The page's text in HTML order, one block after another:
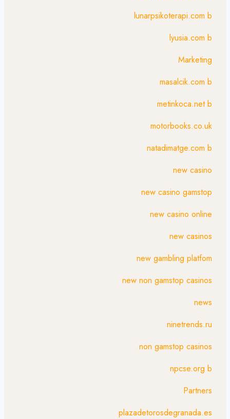
lunarpsikoterapi.com b
lyusia.com b
Marketing
masalcik.com b
metinkoca.net b
motorbooks.co.uk
natadimatge.com b
new casino
new casino gamstop
new casino online
new casinos
new gambling platfom
new non gamstop casinos
news
ninetrends.ru
non gamstop casinos
npcse.org b
Partners
plazadetorosdegranada.es